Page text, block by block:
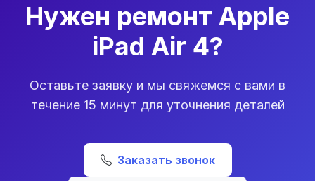
Нужен ремонт Apple
iPad Air 4?
Оставьте заявку и мы свяжемся с вами в
течение 15 минут для уточнения деталей
Заказать звонок